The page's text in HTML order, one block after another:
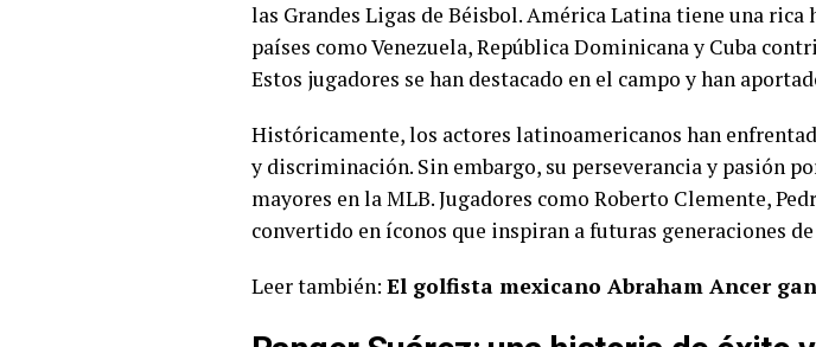
las Grandes Ligas de Béisbol. América Latina tiene una
países como Venezuela, República Dominicana y Cuba
Estos jugadores se han destacado en el campo y han
Históricamente, los actores latinoamericanos han
y discriminación. Sin embargo, su perseverancia y pasión
mayores en la MLB. Jugadores como Roberto Clemente,
convertido en íconos que inspiran a futuras generaciones
Leer también: El golfista mexicano Abraham Ancer